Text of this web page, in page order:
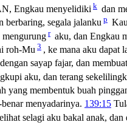
Engkau menyelidiki k dan
berbaring, segala jalanku p
r aku, dan Engkau
roh-Mu 3 , ke mana aku dapat
sayap fajar, dan
aku, dan terang
yang membentuk buah
menyadarinya. 139:15
selagi aku bakal anak,